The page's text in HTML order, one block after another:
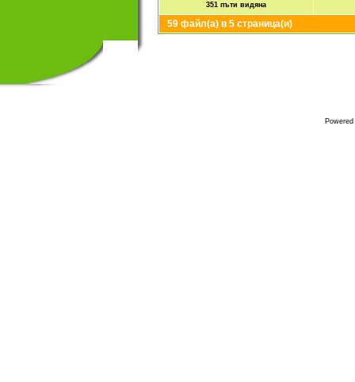
351 пъти видяна
59 файл(а) в 5 страница(и)